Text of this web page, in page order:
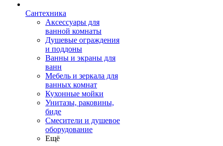
Сантехника
Аксессуары для
ванной комнаты
Душевые ограждения
и поддоны
Ванны и экраны для
ванн
Мебель и зеркала для
ванных комнат
Кухонные мойки
Унитазы, раковины,
биде
Смесители и душевое
оборудование
Ещё